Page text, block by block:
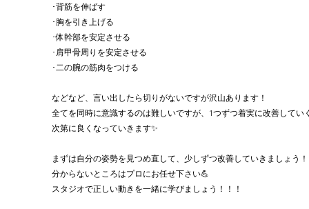
･背筋を伸ばす
･胸を引き上げる
･体幹部を安定させる
･肩甲骨周りを安定させる
･二の腕の筋肉をつける
などなど、言い出したら切りがないですが沢山あります！
全てを同時に意識するのは難しいですが、1つずつ着実に改善してい
次第に良くなっていきます✨
まずは自分の姿勢を見つめ直して、少しずつ改善していきましょう！
分からないところはプロにお任せ下さい💪
スタジオで正しい動きを一緒に学びましょう！！！